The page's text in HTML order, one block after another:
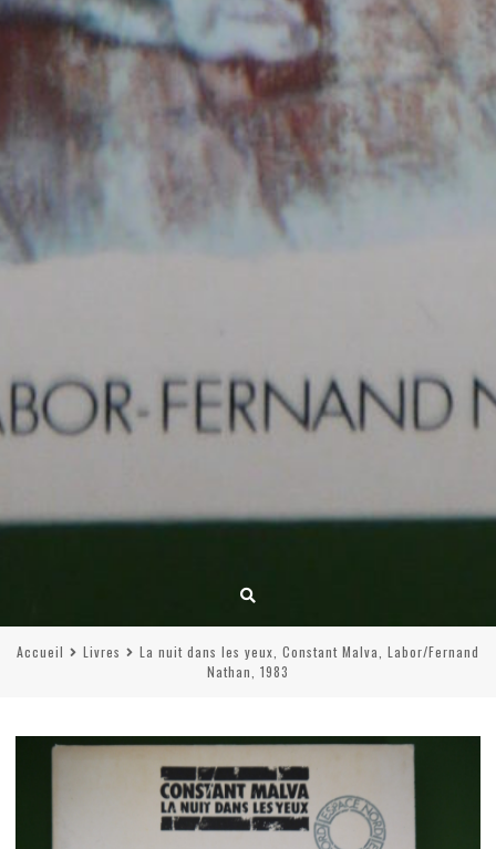
Accueil Livres
La nuit dans les yeux, Constant Malva, Labor/Fernand
Nathan, 1983